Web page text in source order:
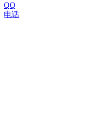
QQ
电话